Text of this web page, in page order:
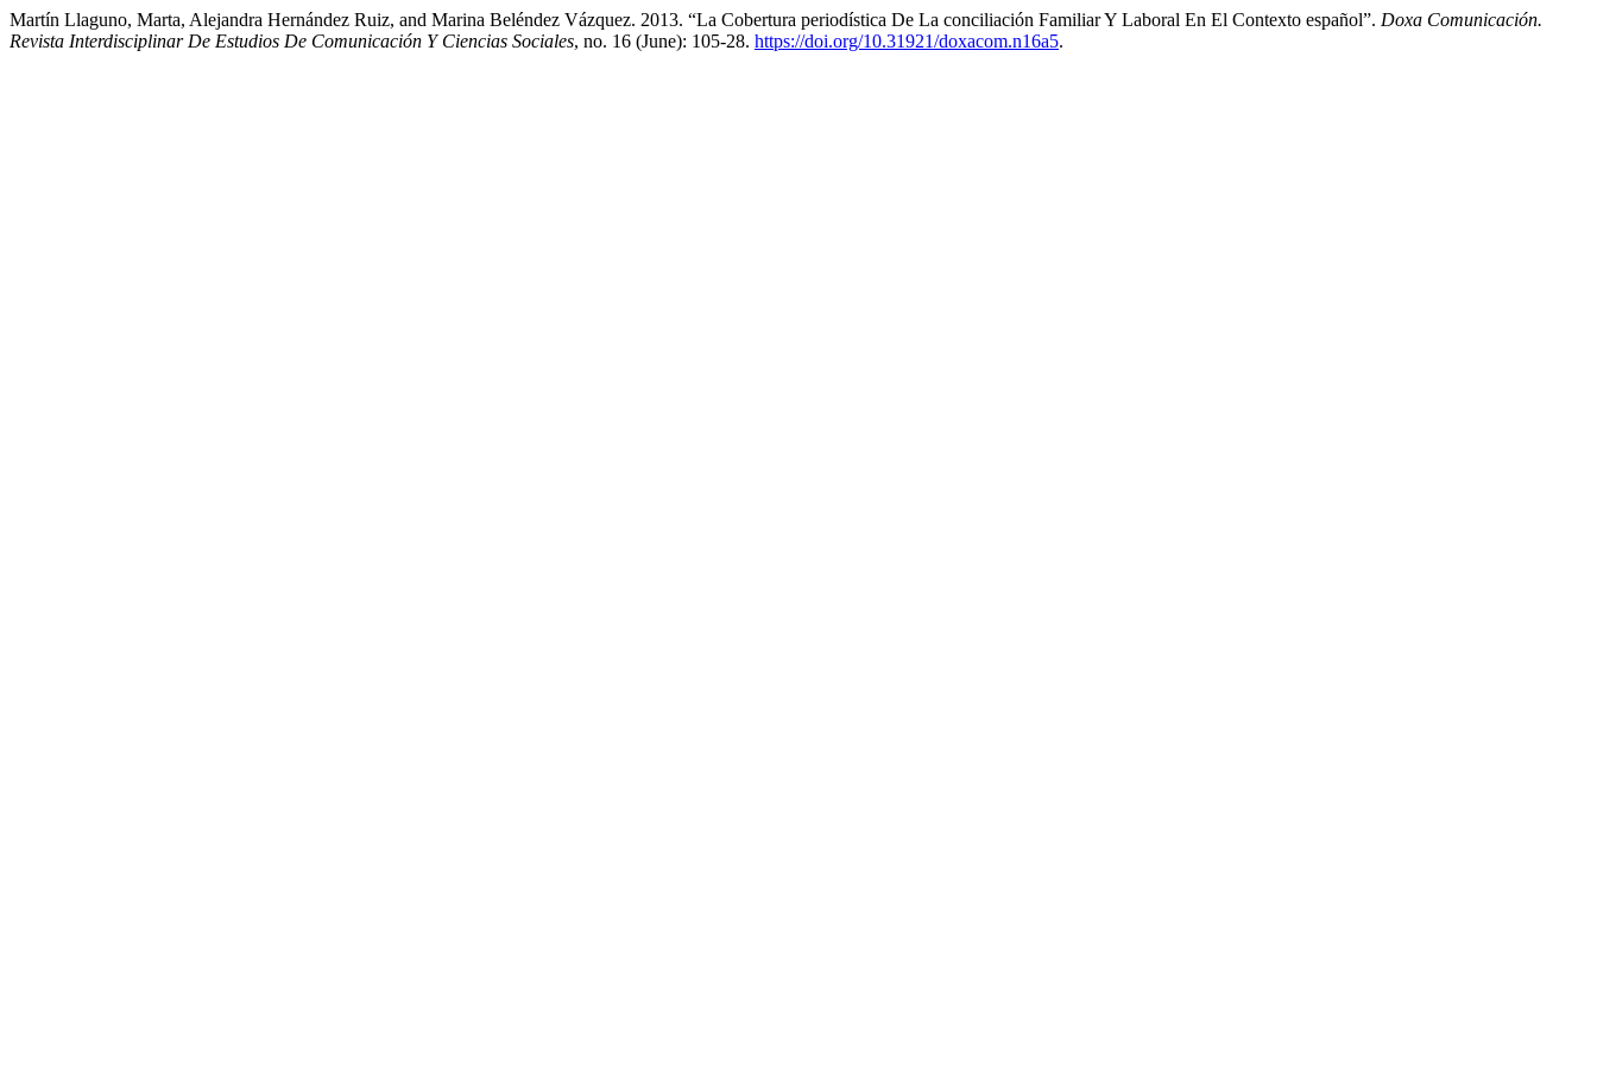
Martín Llaguno, Marta, Alejandra Hernández Ruiz, and Marina Beléndez Vázquez. 2013. “La Cobertura periodística De La conciliación Familiar Y Laboral En El Contexto español”. Doxa Comunicación.
Revista Interdisciplinar De Estudios De Comunicación Y Ciencias Sociales, no. 16 (June): 105-28. https://doi.org/10.31921/doxacom.n16a5.